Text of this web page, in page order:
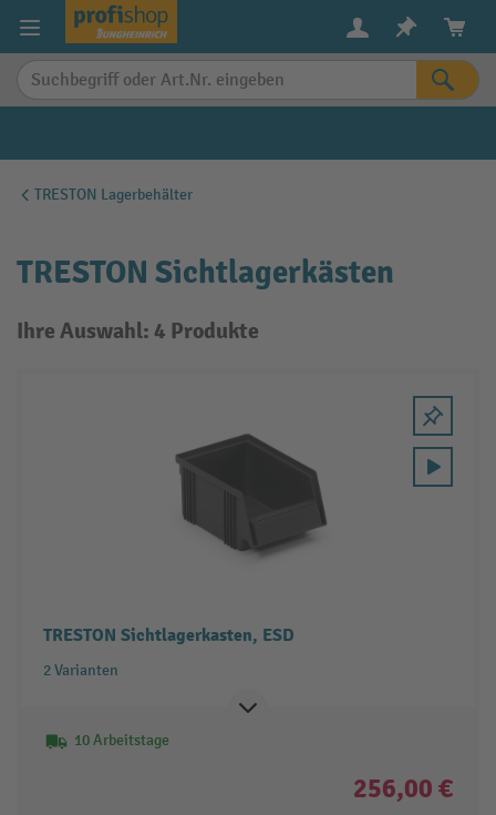
springen
TRESTON Lagerbehälter
TRESTON Sichtlagerkästen
Ihre Auswahl: 4 Produkte
TRESTON Sichtlagerkasten, ESD
2 Varianten
10 Arbeitstage
256,00 €